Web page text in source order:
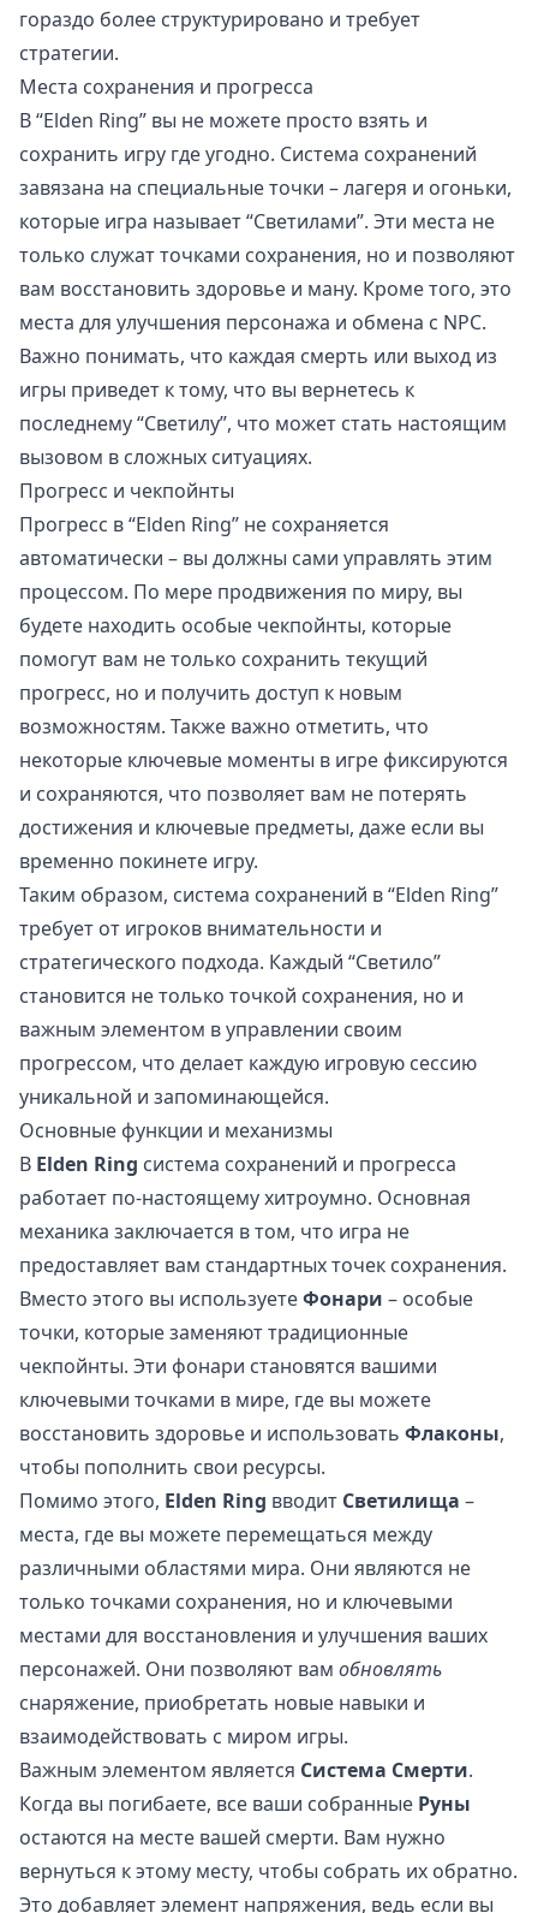
гораздо более структурировано и требует
стратегии.
Места сохранения и прогресса
В “Elden Ring” вы не можете просто взять и
сохранить игру где угодно. Система сохранений
завязана на специальные точки – лагеря и огоньки,
которые игра называет “Светилами”. Эти места не
только служат точками сохранения, но и позволяют
вам восстановить здоровье и ману. Кроме того, это
места для улучшения персонажа и обмена с NPC.
Важно понимать, что каждая смерть или выход из
игры приведет к тому, что вы вернетесь к
последнему “Светилу”, что может стать настоящим
вызовом в сложных ситуациях.
Прогресс и чекпойнты
Прогресс в “Elden Ring” не сохраняется
автоматически – вы должны сами управлять этим
процессом. По мере продвижения по миру, вы
будете находить особые чекпойнты, которые
помогут вам не только сохранить текущий
прогресс, но и получить доступ к новым
возможностям. Также важно отметить, что
некоторые ключевые моменты в игре фиксируются
и сохраняются, что позволяет вам не потерять
достижения и ключевые предметы, даже если вы
временно покинете игру.
Таким образом, система сохранений в “Elden Ring”
требует от игроков внимательности и
стратегического подхода. Каждый “Светило”
становится не только точкой сохранения, но и
важным элементом в управлении своим
прогрессом, что делает каждую игровую сессию
уникальной и запоминающейся.
Основные функции и механизмы
В Elden Ring система сохранений и прогресса
работает по-настоящему хитроумно. Основная
механика заключается в том, что игра не
предоставляет вам стандартных точек сохранения.
Вместо этого вы используетеФонари – особые
точки, которые заменяют традиционные
чекпойнты. Эти фонари становятся вашими
ключевыми точками в мире, где вы можете
восстановить здоровье и использовать Флаконы,
чтобы пополнить свои ресурсы.
Помимо этого, Elden Ring вводит Светилища –
места, где вы можете перемещаться между
различными областями мира. Они являются не
только точками сохранения, но и ключевыми
местами для восстановления и улучшения ваших
персонажей. Они позволяют вам обновлять
снаряжение, приобретать новые навыки и
взаимодействовать с миром игры.
Важным элементом является Система Смерти.
Когда вы погибаете, все ваши собранные Руны
остаются на месте вашей смерти. Вам нужно
вернуться к этому месту, чтобы собрать их обратно.
Это добавляет элемент напряжения, ведь если вы